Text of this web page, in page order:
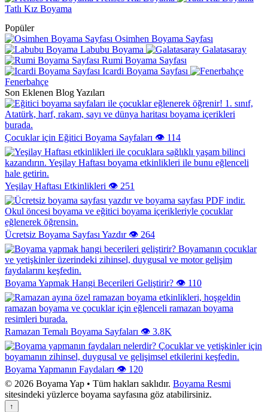
Tatlı Kız Boyama
Popüler
Osimhen Boyama Sayfası
Labubu Boyama
Galatasaray
Rumi Boyama Sayfası
Icardi Boyama Sayfası
Fenerbahçe
Son Eklenen Blog Yazıları
Çocuklar için Eğitici Boyama Sayfaları 👁️ 114
Yeşilay Haftası Etkinlikleri 👁️ 251
Ücretsiz Boyama Sayfası Yazdır 👁️ 264
Boyama Yapmak Hangi Becerileri Geliştirir? 👁️ 110
Ramazan Temalı Boyama Sayfaları 👁️ 3.8K
Boyama Yapmanın Faydaları 👁️ 120
© 2026 Boyama Yap • Tüm hakları saklıdır. Boyama Resmi
sitesindeki yüzlerce boyama sayfasına göz atabilirsiniz.
↑